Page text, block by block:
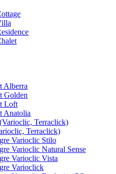
Alberra
Golden
Loft
Anatolia
Terraclick)
Varioclic Stilo
Varioclic Natural Sense
Varioclic Vista
Varioclick